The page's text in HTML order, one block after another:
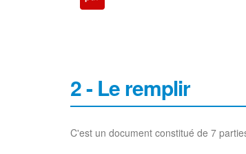
2 - Le remplir
C'est un document constitué de 7